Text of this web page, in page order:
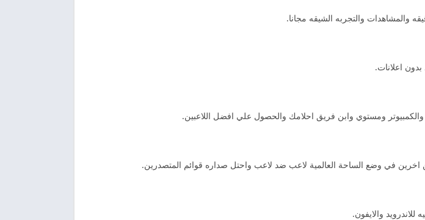
والمشاهدات والتجربه الشيقه مجانا.
اعلانات.
والكمبيوتر ومستوي وابن فريق احلامك والحصول علي افضل اللاعبين.
اخرين في وضع الساحة العالمية لاعب ضد لاعب واحتل صداره قوائم المتصدرين.
والايفون.